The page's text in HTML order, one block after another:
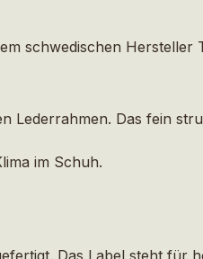
schwedischen Hersteller
Lederrahmen. Das fein
im Schuh.
Das Label steht für